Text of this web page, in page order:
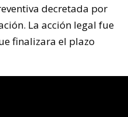
decretada por
La acción legal fue
finalizara el plazo